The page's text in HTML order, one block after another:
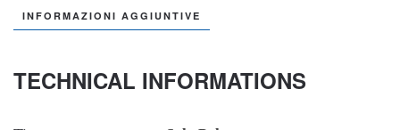
INFORMAZIONI AGGIUNTIVE
TECHNICAL INFORMATIONS